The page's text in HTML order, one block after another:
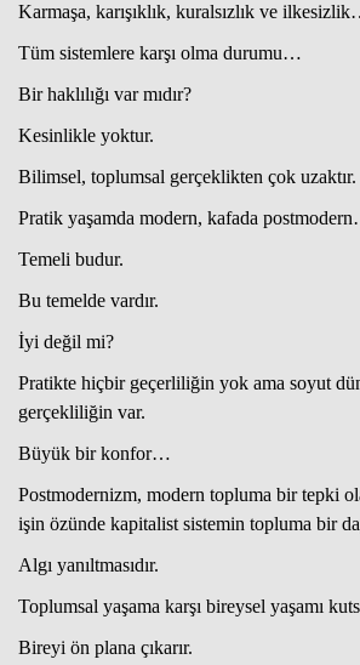
Karmaşa, karışıklık, kuralsızlık ve
Tüm sistemlere karşı olma durumu…
Bir haklılığı var mıdır?
Kesinlikle yoktur.
Bilimsel, toplumsal gerçeklikten çok uzaktır.
Pratik yaşamda modern, kafada
Temeli budur.
Bu temelde vardır.
İyi değil mi?
Pratikte hiçbir geçerliliğin yok ama soyut
gerçekliliğin var.
Büyük bir konfor…
Postmodernizm, modern topluma bir tepki
işin özünde kapitalist sistemin topluma bir
Algı yanıltmasıdır.
Toplumsal yaşama karşı bireysel yaşamı
Bireyi ön plana çıkarır.